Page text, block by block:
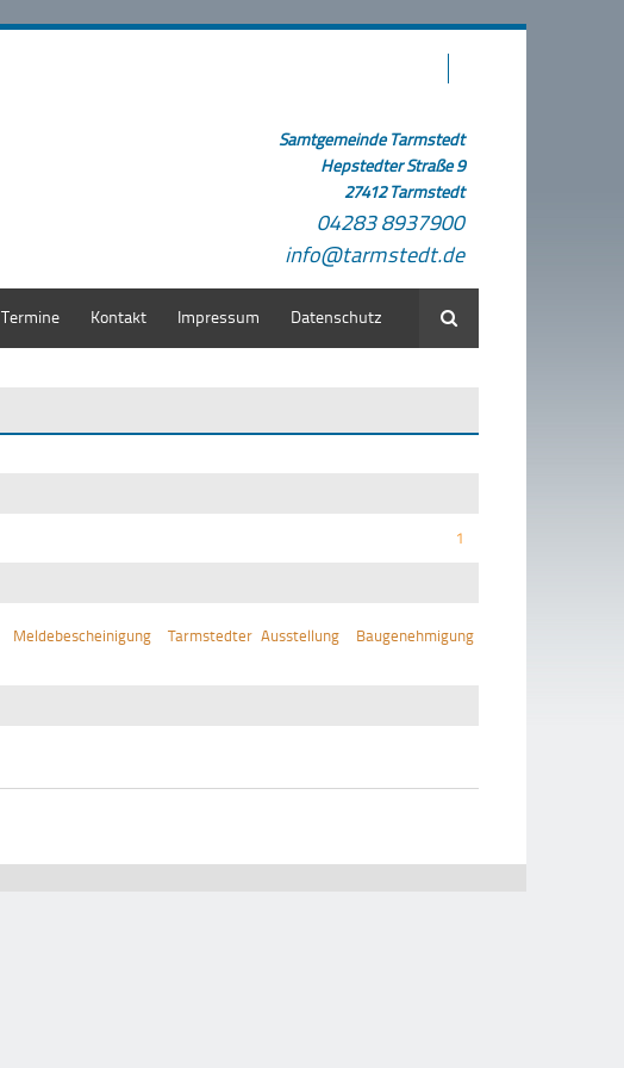
Samtgemeinde Tarmstedt
Hepstedter Straße 9
27412 Tarmstedt
04283 8937900
info@tarmstedt.de
Termine Kontakt Impressum Datenschutz Suche
1
Meldebescheinigung Tarmstedter Ausstellung
Baugenehmigung